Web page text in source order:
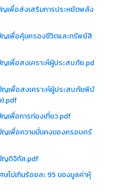
ญเพื่อส่งเสริมการประหยัดพลัง
มัญเพื่อคุ้มครองชีวิตและทรัพย์สิ
ญเพื่อสงเคราะห์ผู้ประสบภัย.pd
ญเพื่อสงเคราะห์ผู้ประสบภัยพิบั
).pdf
ญเพื่อการท่องเที่ยว.pdf
มัญเพื่อความมั่นคงของครอบครั
มัญดิจิทัล.pdf
ศษไม่เกินร้อยละ 95 ของมูลค่าหุ้